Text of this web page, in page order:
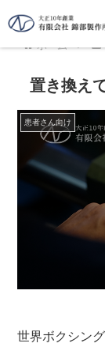
ホーム
置き換え
患者さん向け
世界ボクシン